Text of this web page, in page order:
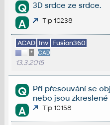
Q 3D srdce ze srdce.
A Tip 10238
ACAD Inv Fusion360
* CAD
13.3.2015
Q
Při přesouvání se
nebo jsou
A Tip 10158